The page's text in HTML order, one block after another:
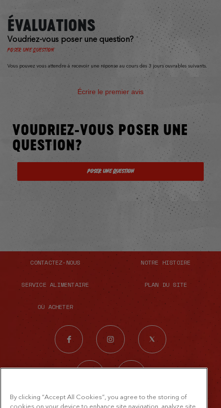
ÉVALUATIONS
Voudriez-vous poser une question?
Poser une question
Vous pouvez vous attendre à recevoir une réponse au cours des 3 jours ouvrables suivants.
Écrire le premier avis
VOUDRIEZ-VOUS POSER UNE
QUESTION?
Poser une question
CONTACTEZ-NOUS NOTRE HISTOIRE
SERVICE ALIMENTAIRE PLAN DU SITE
OÙ ACHETER
© 2026 The French's Food Company LLC.
By clicking “Accept All Cookies”, you agree to the storing of
cookies on your device to enhance site navigation, analyze site